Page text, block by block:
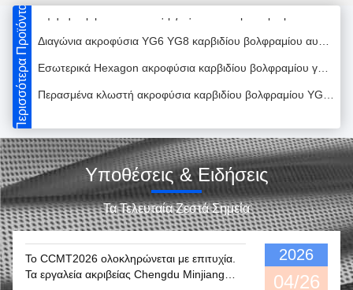
Περισσότερα Προϊόντα Υψηλή ακρίβεια που επεξεργάζεται τα τσιμενταρισμένα ακροφύσια ISO9001 στη μηχανή καρβιδίου βολφραμίου
Εξωτερικό Hexagon ακροφύσιο YG6 καρβιδίου βολφραμίου ανταλλακτικών μηχανών τρυπανιών
Συστατικά του καρβιδίου του βολφραμίου για τη βιομηχανία πετρελαίου και φυσικού αερίου
Δαχτυλίδια YG6 YG8 YG11 καρβιδίου βολφραμίου τμημάτων καρβιδίου πετρελαιοφόρων περιοχών
Υψηλή αντοχή στην φθορά Δαχτυλίδια αντλίας μηχανικής σφραγίδας από καρβίδιο βολφραμίου OEM
Μη τυποποιημένο μειωμένο δαχτυλίδι με σφραγιδόλιθο καρβιδίου βολφραμίου θερμότητας με τη γυαλισμένη επιφάνεια
Υποθέσεις & Ειδήσεις
Τα Τελευταία Ζεστά Σημεία
Το CCMT2026 ολοκληρώνεται με επιτυχία.
Τα εργαλεία ακριβείας Chengdu Minjiang
2026
04/26